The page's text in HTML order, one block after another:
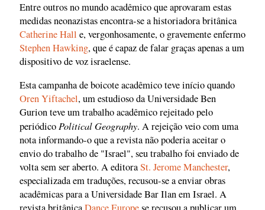
Entre outros no mundo acadêmico que aprovaram estas
medidas neonazistas encontra-se a historiadora britânica
Catherine Hall e, vergonhosamente, o gravemente enfermo
Stephen Hawking, que é capaz de falar graças apenas a um
dispositivo de voz israelense.
Esta campanha de boicote acadêmico teve início quando
Oren Yiftachel, um estudioso da Universidade Ben
Gurion teve um trabalho acadêmico rejeitado pelo
periódico Political Geography. A rejeição veio com uma
nota informando-o que a revista não poderia aceitar o
envio do trabalho de "Israel", seu trabalho foi enviado de
volta sem ser aberto. A editoraSt. Jerome Manchester,
especializada em traduções, recusou-se a enviar obras
acadêmicas para a Universidade Bar Ilan em Israel. A